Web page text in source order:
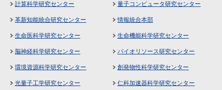
計算科学研究センター 量子コンピュータ研究センター
革新知能統合研究センター 情報統合本部
生命医科学研究センター 生命機能科学研究センター
脳神経科学研究センター バイオリソース研究センター
環境資源科学研究センター 創発物性科学研究センター
光量子工学研究センター 仁科加速器科学研究センター